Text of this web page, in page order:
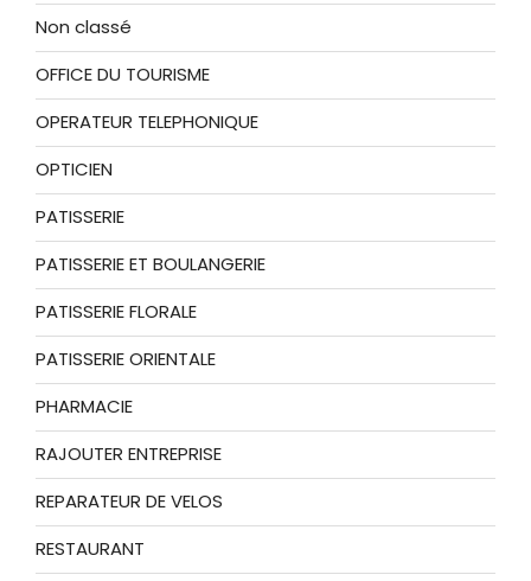
Non classé
OFFICE DU TOURISME
OPERATEUR TELEPHONIQUE
OPTICIEN
PATISSERIE
PATISSERIE ET BOULANGERIE
PATISSERIE FLORALE
PATISSERIE ORIENTALE
PHARMACIE
RAJOUTER ENTREPRISE
REPARATEUR DE VELOS
RESTAURANT